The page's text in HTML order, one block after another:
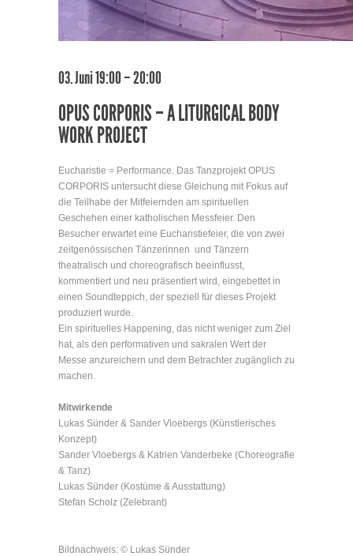
03. Juni 19:00 – 20:00
OPUS CORPORIS – A LITURGICAL BODY
WORK PROJECT
Eucharistie = Performance. Das Tanzprojekt OPUS
CORPORIS untersucht diese Gleichung mit Fokus auf
die Teilhabe der Mitfeiernden am spirituellen
Geschehen einer katholischen Messfeier. Den
Besucher erwartet eine Eucharistiefeier, die von zwei
zeitgenössischen Tänzerinnen und Tänzern
theatralisch und choreografisch beeinflusst,
kommentiert und neu präsentiert wird, eingebettet in
einen Soundteppich, der speziell für dieses Projekt
produziert wurde.
Ein spirituelles Happening, das nicht weniger zum Ziel
hat, als den performativen und sakralen Wert der
Messe anzureichern und dem Betrachter zugänglich zu
machen.
Mitwirkende
Lukas Sünder & Sander Vloebergs (Künstlerisches
Konzept)
Sander Vloebergs & Katrien Vanderbeke (Choreografie
& Tanz)
Lukas Sünder (Kostüme & Ausstattung)
Stefan Scholz (Zelebrant)
Bildnachweis: © Lukas Sünder